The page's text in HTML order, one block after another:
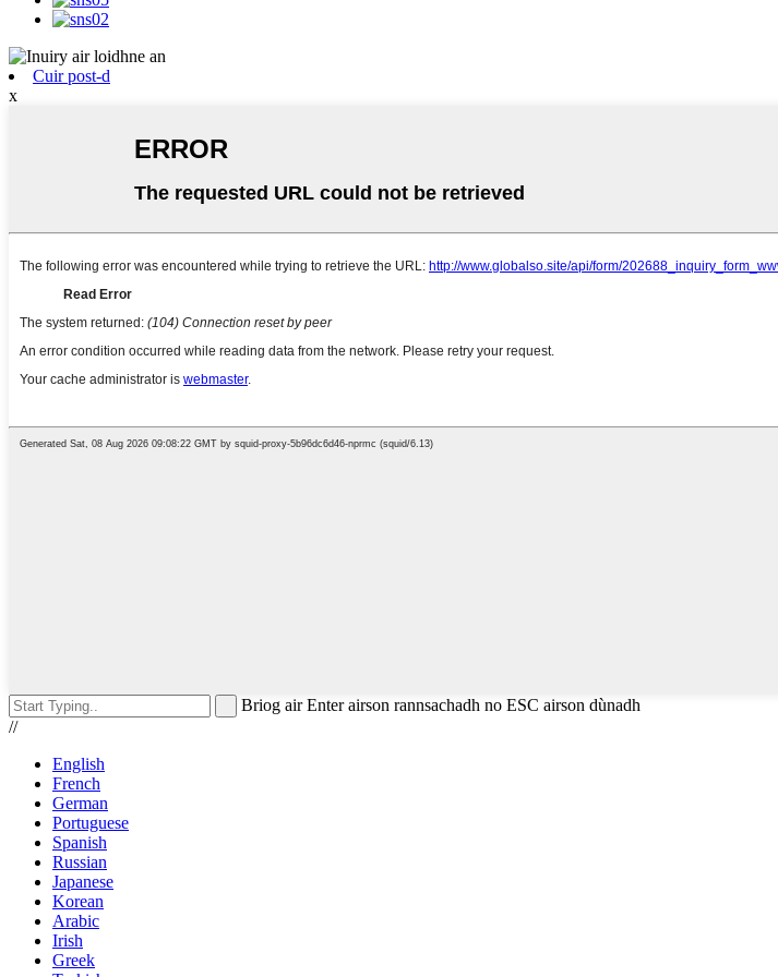
Cuir post-d
x
Briog air Enter airson rannsachadh no ESC airson dùnadh
//
English
French
German
Portuguese
Spanish
Russian
Japanese
Korean
Arabic
Irish
Greek